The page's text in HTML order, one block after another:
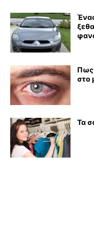
Πως
στο
Τα